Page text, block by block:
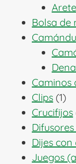
Bolsa de
Caminos
Clips 11
Crucifijos
Dijes
Juegos